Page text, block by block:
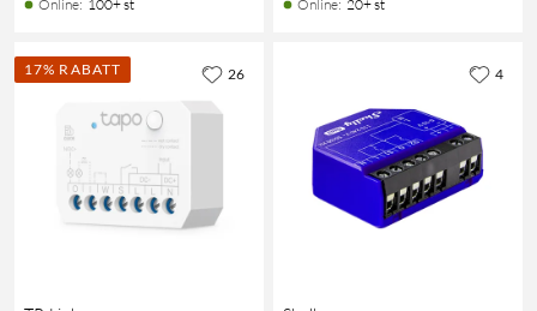
Online: 100+ st Online: 20+ st
17% RABATT 26 4